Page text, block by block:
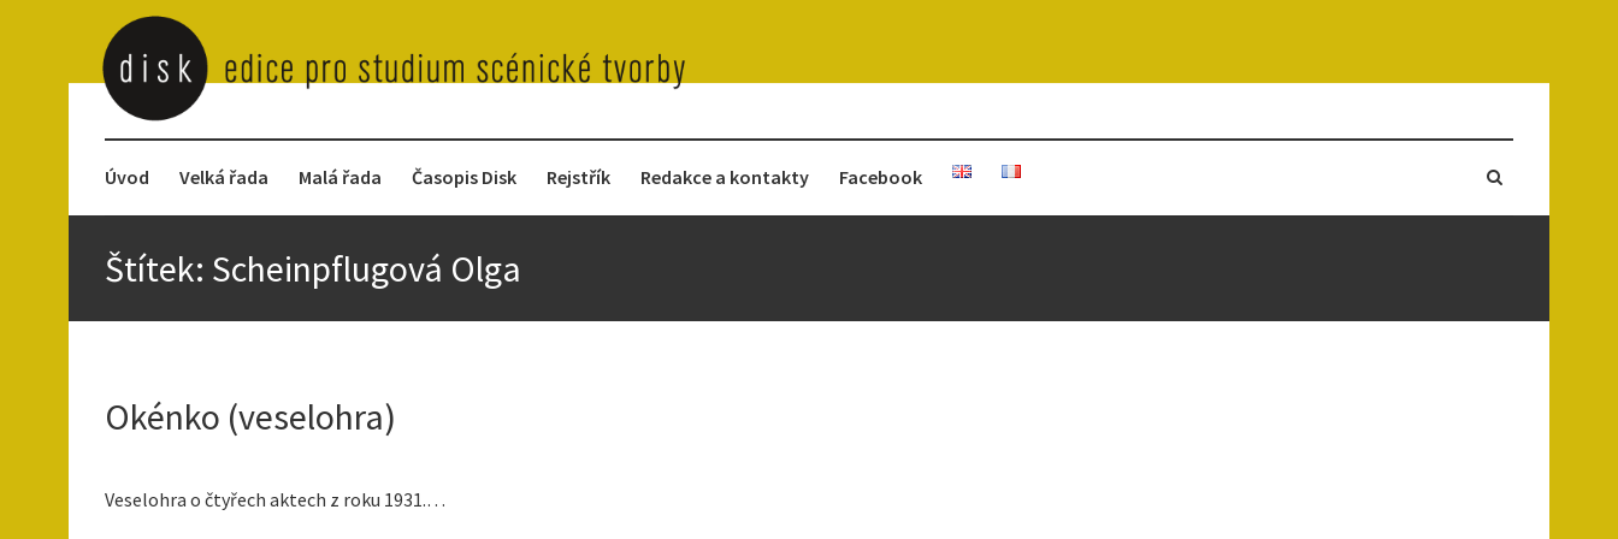
Úvod Velká řada Malá řada Časopis Disk Rejstřík Redakce a kontakty Facebook
Štítek: Scheinpflugová Olga
Okénko (veselohra)
Veselohra o čtyřech aktech z roku 1931.…